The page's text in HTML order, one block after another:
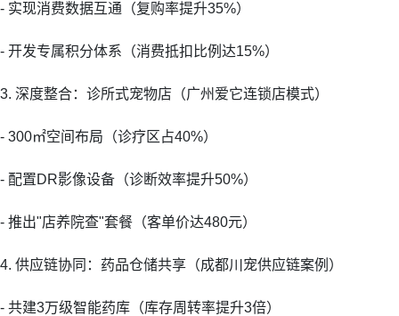
- 实现消费数据互通（复购率提升35%）
- 开发专属积分体系（消费抵扣比例达15%）
3. 深度整合：诊所式宠物店（广州爱它连锁店模式）
- 300㎡空间布局（诊疗区占40%）
- 配置DR影像设备（诊断效率提升50%）
- 推出"店养院查"套餐（客单价达480元）
4. 供应链协同：药品仓储共享（成都川宠供应链案例）
- 共建3万级智能药库（库存周转率提升3倍）